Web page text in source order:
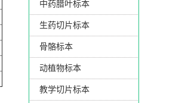
中药腊叶标本
生药切片标本
骨骼标本
动植物标本
教学切片标本